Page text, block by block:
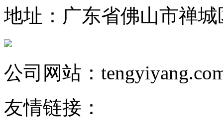
地址：广东省佛山市禅
公司网站：
友情链接：